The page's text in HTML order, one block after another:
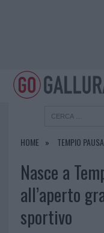
HOME TEMPIO
Nasce a
all’aperto
sportivo